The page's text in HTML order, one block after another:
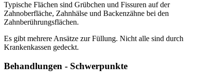
Typische Flächen sind Grübchen und Fissuren auf der
Zahnoberfläche, Zahnhälse und Backenzähne bei den
Zahnberührungsflächen.
Es gibt mehrere Ansätze zur Füllung. Nicht alle sind durch
Krankenkassen gedeckt.
Behandlungen - Schwerpunkte